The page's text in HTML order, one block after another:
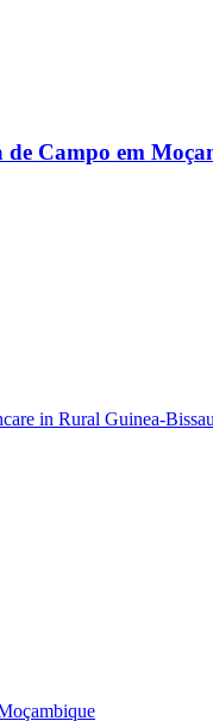
Campo em
in Rural Guinea-